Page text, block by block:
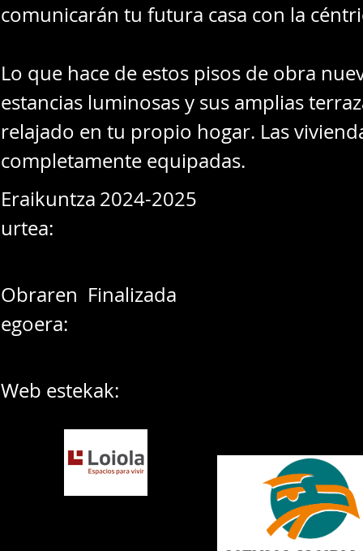
comunicarán tu futura casa con la
Lo que hace de estos pisos de obra
estancias luminosas y sus amplias
relajado en tu propio hogar. Las
completamente equipadas.
2024-2025
Eraikuntza
urtea:
Obraren
egoera:
Finalizada
Web estekak: